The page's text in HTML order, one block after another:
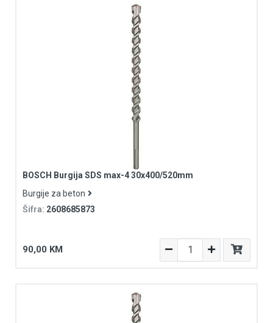
BOSCH Burgija SDS max-4 30x400/520mm
Burgije za beton
Šifra: 2608685873
90,00 KM